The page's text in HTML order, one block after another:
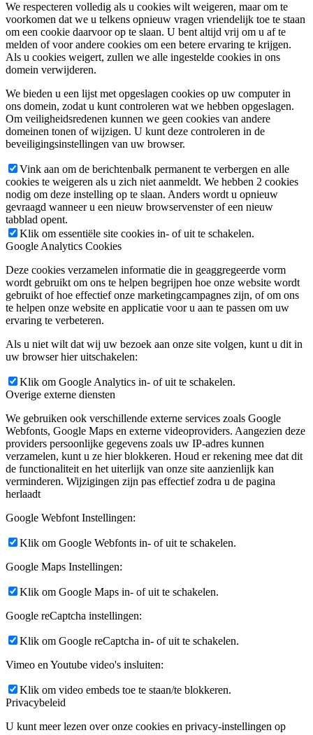
We respecteren volledig als u cookies wilt weigeren, maar om te
voorkomen dat we u telkens opnieuw vragen vriendelijk toe te staan
om een cookie daarvoor op te slaan. U bent altijd vrij om u af te
melden of voor andere cookies om een betere ervaring te krijgen.
Als u cookies weigert, zullen we alle ingestelde cookies in ons
domein verwijderen.
We bieden u een lijst met opgeslagen cookies op uw computer in
ons domein, zodat u kunt controleren wat we hebben opgeslagen.
Om veiligheidsredenen kunnen we geen cookies van andere
domeinen tonen of wijzigen. U kunt deze controleren in de
beveiligingsinstellingen van uw browser.
Vink aan om de berichtenbalk permanent te verbergen en alle
cookies te weigeren als u zich niet aanmeldt. We hebben 2 cookies
nodig om deze instelling op te slaan. Anders wordt u opnieuw
gevraagd wanneer u een nieuw browservenster of een nieuw
tabblad opent.
Klik om essentiële site cookies in- of uit te schakelen.
Google Analytics Cookies
Deze cookies verzamelen informatie die in geaggregeerde vorm
wordt gebruikt om ons te helpen begrijpen hoe onze website wordt
gebruikt of hoe effectief onze marketingcampagnes zijn, of om ons
te helpen onze website en applicatie voor u aan te passen om uw
ervaring te verbeteren.
Als u niet wilt dat wij uw bezoek aan onze site volgen, kunt u dit in
uw browser hier uitschakelen:
Klik om Google Analytics in- of uit te schakelen.
Overige externe diensten
We gebruiken ook verschillende externe services zoals Google
Webfonts, Google Maps en externe videoproviders. Aangezien deze
providers persoonlijke gegevens zoals uw IP-adres kunnen
verzamelen, kunt u ze hier blokkeren. Houd er rekening mee dat dit
de functionaliteit en het uiterlijk van onze site aanzienlijk kan
verminderen. Wijzigingen zijn pas effectief zodra u de pagina
herlaadt
Google Webfont Instellingen:
Klik om Google Webfonts in- of uit te schakelen.
Google Maps Instellingen:
Klik om Google Maps in- of uit te schakelen.
Google reCaptcha instellingen:
Klik om Google reCaptcha in- of uit te schakelen.
Vimeo en Youtube video's insluiten:
Klik om video embeds toe te staan/te blokkeren.
Privacybeleid
U kunt meer lezen over onze cookies en privacy-instellingen op